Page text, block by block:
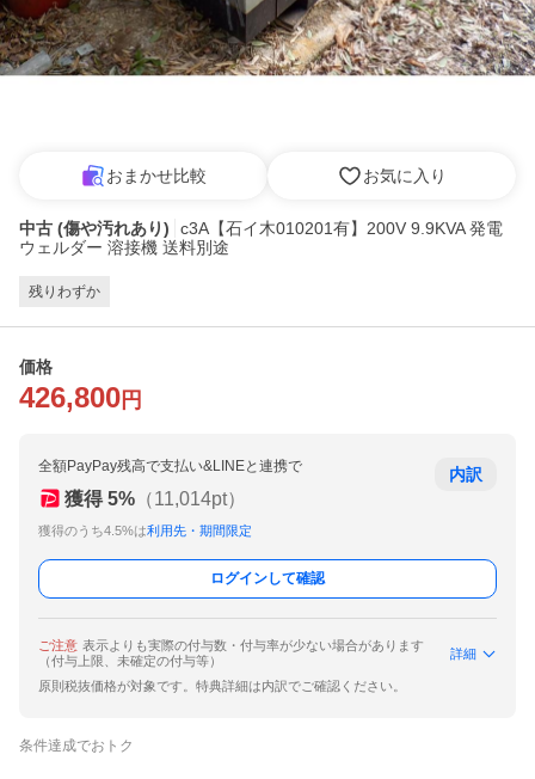
おまかせ比較 お気に入り
中古 (傷や汚れあり)
c3A【石イ木010201有】200V 9.9KVA 発電
ウェルダー 溶接機 送料別途
残りわずか
価格
426,800 円
全額PayPay残高で支払い&LINEと連携で
獲得 5% （11,014pt）
獲得のうち4.5%は利用先・期間限定
内訳
ログインして確認
ご注意 表示よりも実際の付与数・付与率が少ない場合があります
（付与上限、未確定の付与等）
詳細
原則税抜価格が対象です。特典詳細は内訳でご確認ください。
条件達成でおトク